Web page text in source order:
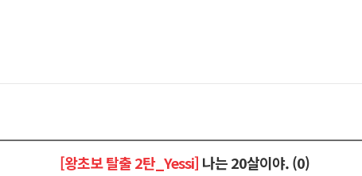
[왕초보 탈출 2탄_Yessi] 나는 20살이야. (0)